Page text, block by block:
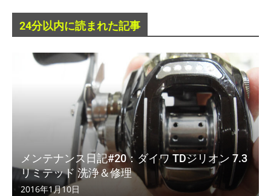
24分以内に読まれた記事
メンテナンス日記#20：ダイワ TDジリオン 7.3
リミテッド 洗浄＆修理
2016年1月10日